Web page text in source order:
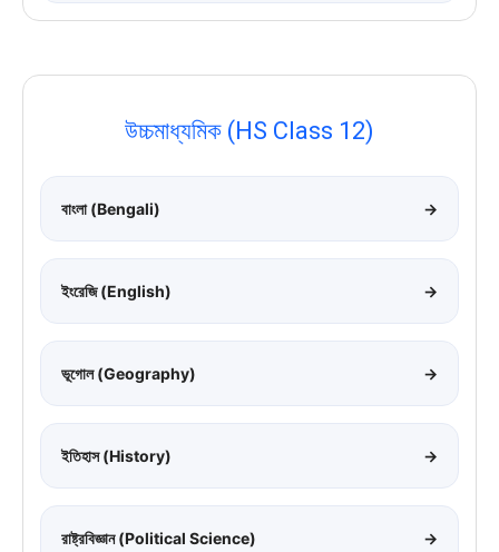
উচ্চমাধ্যমিক (HS Class 12)
বাংলা (Bengali) →
ইংরেজি (English) →
ভূগোল (Geography) →
ইতিহাস (History) →
রাষ্ট্রবিজ্ঞান (Political Science) →